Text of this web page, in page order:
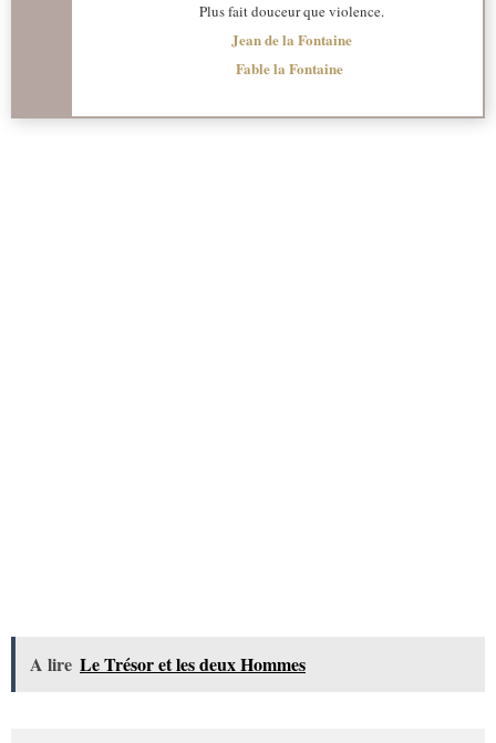
Plus fait douceur que violence.
Jean de la Fontaine
Fable la Fontaine
A lire Le Trésor et les deux Hommes